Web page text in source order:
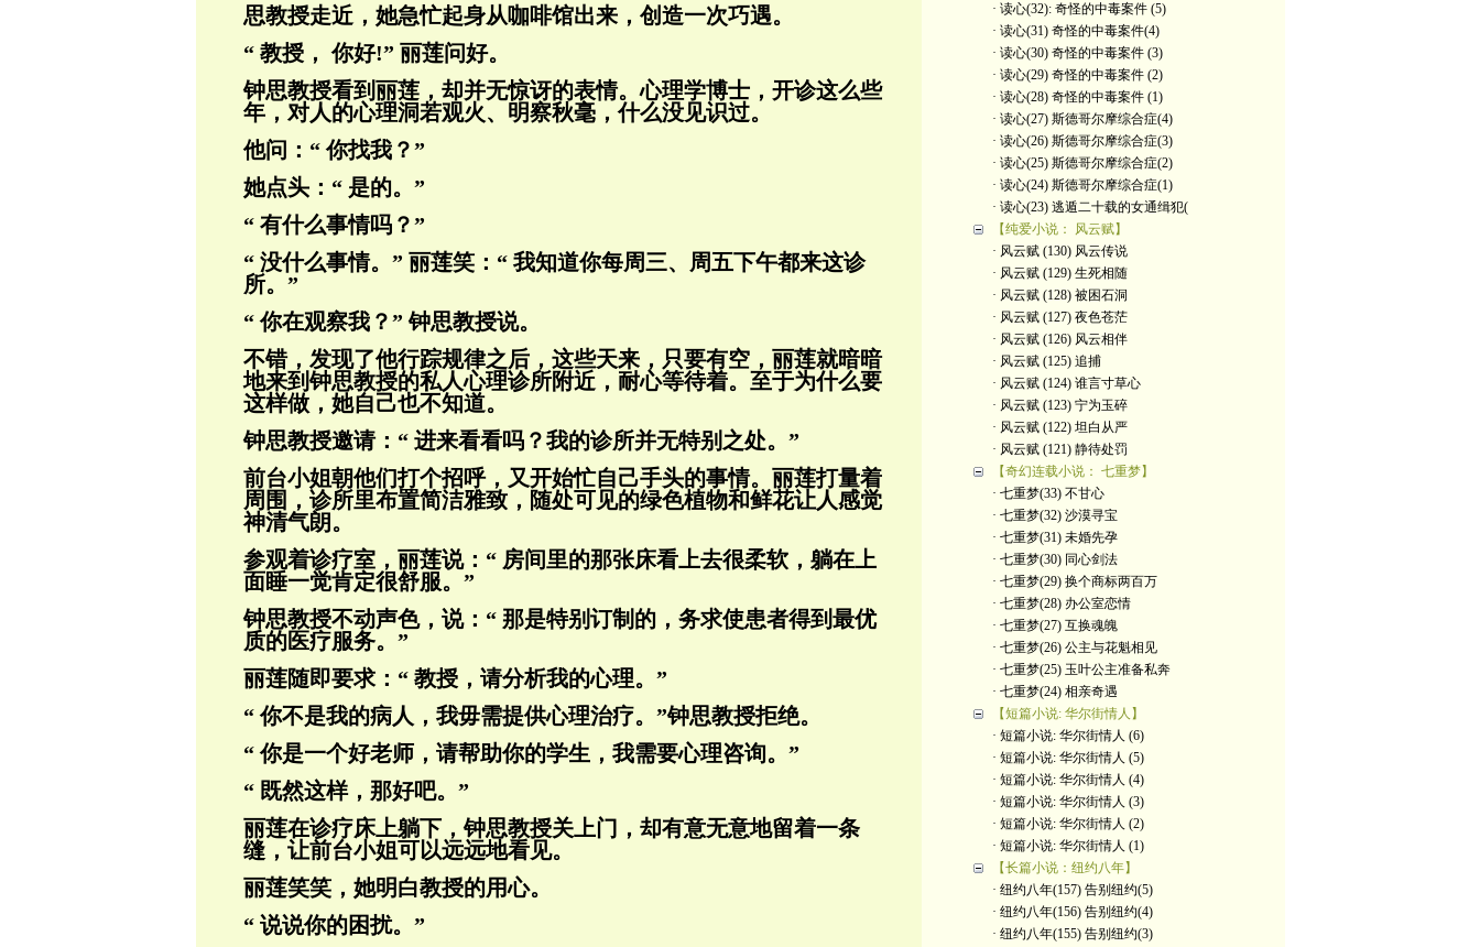
思教授走近，她急忙起身从咖啡馆出来，创造一次巧遇。
“ 教授， 你好!” 丽莲问好。
钟思教授看到丽莲，却并无惊讶的表情。心理学博士，开诊这么些
年，对人的心理洞若观火、明察秋毫，什么没见识过。
他问：“ 你找我？”
她点头：“ 是的。”
“ 有什么事情吗？”
“ 没什么事情。” 丽莲笑：“ 我知道你每周三、周五下午都来这诊
所。”
“ 你在观察我？” 钟思教授说。
不错，发现了他行踪规律之后，这些天来，只要有空，丽莲就暗暗
地来到钟思教授的私人心理诊所附近，耐心等待着。至于为什么要
这样做，她自己也不知道。
钟思教授邀请：“ 进来看看吗？我的诊所并无特别之处。”
前台小姐朝他们打个招呼，又开始忙自己手头的事情。丽莲打量着
周围，诊所里布置简洁雅致，随处可见的绿色植物和鲜花让人感觉
神清气朗。
参观着诊疗室，丽莲说：“ 房间里的那张床看上去很柔软，躺在上
面睡一觉肯定很舒服。”
钟思教授不动声色，说：“ 那是特别订制的，务求使患者得到最优
质的医疗服务。”
丽莲随即要求：“ 教授，请分析我的心理。”
“ 你不是我的病人，我毋需提供心理治疗。”钟思教授拒绝。
“ 你是一个好老师，请帮助你的学生，我需要心理咨询。”
“ 既然这样，那好吧。”
丽莲在诊疗床上躺下，钟思教授关上门，却有意无意地留着一条
缝，让前台小姐可以远远地看见。
丽莲笑笑，她明白教授的用心。
“ 说说你的困扰。”
· 读心(32): 奇怪的中毒案件 (5)
· 读心(31) 奇怪的中毒案件(4)
· 读心(30) 奇怪的中毒案件 (3)
· 读心(29) 奇怪的中毒案件 (2)
· 读心(28) 奇怪的中毒案件 (1)
· 读心(27) 斯德哥尔摩综合症(4)
· 读心(26) 斯德哥尔摩综合症(3)
· 读心(25) 斯德哥尔摩综合症(2)
· 读心(24) 斯德哥尔摩综合症(1)
· 读心(23) 逃遁二十载的女通缉犯(
【纯爱小说： 风云赋】
· 风云赋 (130) 风云传说
· 风云赋 (129) 生死相随
· 风云赋 (128) 被困石洞
· 风云赋 (127) 夜色苍茫
· 风云赋 (126) 风云相伴
· 风云赋 (125) 追捕
· 风云赋 (124) 谁言寸草心
· 风云赋 (123) 宁为玉碎
· 风云赋 (122) 坦白从严
· 风云赋 (121) 静待处罚
【奇幻连载小说： 七重梦】
· 七重梦(33) 不甘心
· 七重梦(32) 沙漠寻宝
· 七重梦(31) 未婚先孕
· 七重梦(30) 同心剑法
· 七重梦(29) 换个商标两百万
· 七重梦(28) 办公室恋情
· 七重梦(27) 互换魂魄
· 七重梦(26) 公主与花魁相见
· 七重梦(25) 玉叶公主准备私奔
· 七重梦(24) 相亲奇遇
【短篇小说: 华尔街情人】
· 短篇小说: 华尔街情人 (6)
· 短篇小说: 华尔街情人 (5)
· 短篇小说: 华尔街情人 (4)
· 短篇小说: 华尔街情人 (3)
· 短篇小说: 华尔街情人 (2)
· 短篇小说: 华尔街情人 (1)
【长篇小说：纽约八年】
· 纽约八年(157) 告别纽约(5)
· 纽约八年(156) 告别纽约(4)
· 纽约八年(155) 告别纽约(3)